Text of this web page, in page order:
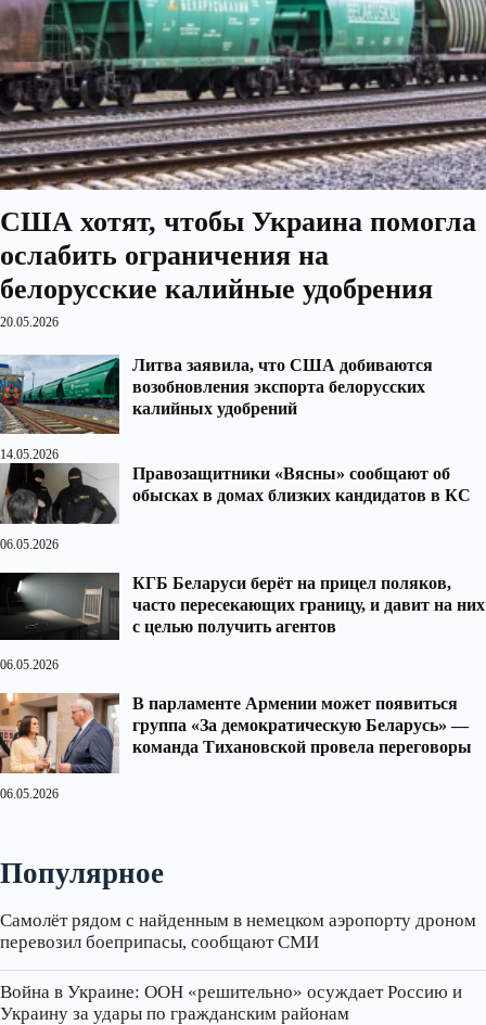
США хотят, чтобы Украина помогла
ослабить ограничения на
белорусские калийные удобрения
20.05.2026
Литва заявила, что США добиваются
возобновления экспорта белорусских
калийных удобрений
14.05.2026
Правозащитники «Вясны» сообщают об
обысках в домах близких кандидатов в КС
06.05.2026
КГБ Беларуси берёт на прицел поляков,
часто пересекающих границу, и давит на них
с целью получить агентов
06.05.2026
В парламенте Армении может появиться
группа «За демократическую Беларусь» —
команда Тихановской провела переговоры
06.05.2026
Популярное
Самолёт рядом с найденным в немецком аэропорту дроном
перевозил боеприпасы, сообщают СМИ
Война в Украине: ООН «решительно» осуждает Россию и
Украину за удары по гражданским районам